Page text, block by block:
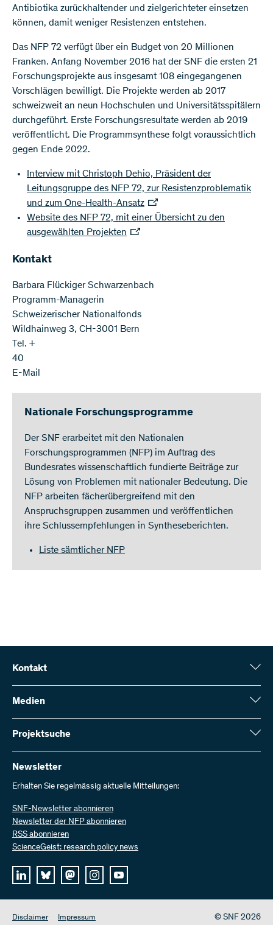
Antibiotika zurückhaltender und zielgerichteter einsetzen
können, damit weniger Resistenzen entstehen.
Das NFP 72 verfügt über ein Budget von 20 Millionen
Franken. Anfang November 2016 hat der SNF die ersten 21
Forschungsprojekte aus insgesamt 108 eingegangenen
Vorschlägen bewilligt. Die Projekte werden ab 2017
schweizweit an neun Hochschulen und Universitätsspitälern
durchgeführt. Erste Forschungsresultate werden ab 2019
veröffentlicht. Die Programmsynthese folgt voraussichtlich
gegen Ende 2022.
Interview mit Christoph Dehio, Präsident der
Leitungsgruppe des NFP 72, zur Resistenzproblematik
und zum One-Health-Ansatz
Website des NFP 72, mit einer Übersicht zu den
ausgewählten Projekten
Kontakt
Barbara Flückiger Schwarzenbach
Programm-Managerin
Schweizerischer Nationalfonds
Wildhainweg 3, CH-3001 Bern
Tel. +
40
E-Mail
Nationale Forschungsprogramme
Der SNF erarbeitet mit den Nationalen
Forschungsprogrammen (NFP) im Auftrag des
Bundesrates wissenschaftlich fundierte Beiträge zur
Lösung von Problemen mit nationaler Bedeutung. Die
NFP arbeiten fächerübergreifend mit den
Anspruchsgruppen zusammen und veröffentlichen
ihre Schlussempfehlungen in Syntheseberichten.
Liste sämtlicher NFP
Kontakt
Schweizerischer Nationalfonds (SNF)
Wildhainweg 3
Kontakt aufnehmen
Rechnung senden
Bei uns arbeiten
Offene Stellen
Medien
Medienauskünfte
Jahresbericht
Projektsuche
Hier finden Sie umfangreiche Informationen zu den vom SNF
bewilligten Forschungsprojekten und Förderbeiträgen:
Projektsuche
Newsletter
Erhalten Sie regelmässig aktuelle Mitteilungen:
SNF-Newsletter abonnieren
Newsletter der NFP abonnieren
RSS abonnieren
ScienceGeist: research policy news
Disclaimer Impressum © SNF 2026